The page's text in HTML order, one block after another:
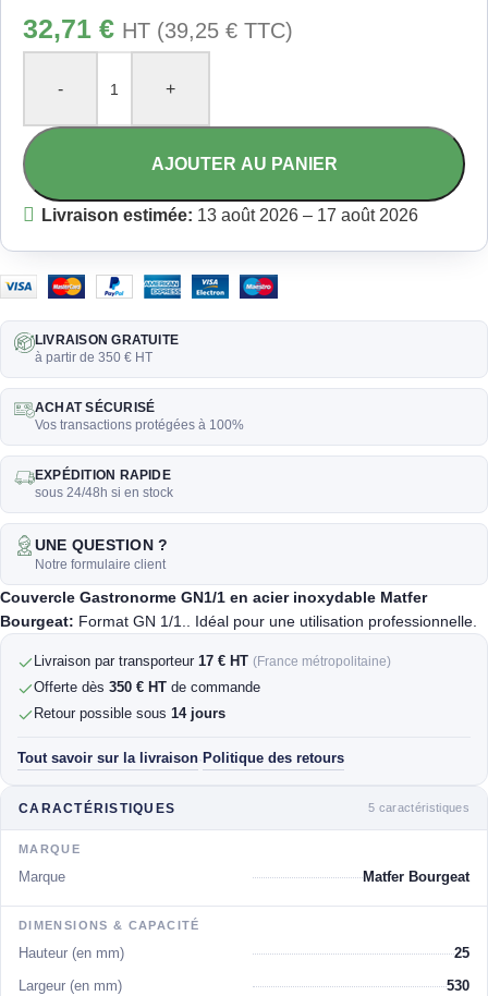
32,71 € HT (39,25 € TTC)
- +
AJOUTER AU PANIER
Livraison estimée: 13 août 2026 – 17 août 2026
LIVRAISON GRATUITE
à partir de 350 € HT
ACHAT SÉCURISÉ
Vos transactions protégées à 100%
EXPÉDITION RAPIDE
sous 24/48h si en stock
UNE QUESTION ?
Notre formulaire client
Couvercle Gastronorme GN1/1 en acier inoxydable Matfer
Bourgeat: Format GN 1/1.. Idéal pour une utilisation professionnelle.
Livraison par transporteur 17 € HT (France métropolitaine)
Offerte dès 350 € HT de commande
Retour possible sous 14 jours
Tout savoir sur la livraison· Politique des retours
CARACTÉRISTIQUES 5 caractéristiques
MARQUE
Marque Matfer Bourgeat
DIMENSIONS & CAPACITÉ
Hauteur (en mm) 25
Largeur (en mm) 530